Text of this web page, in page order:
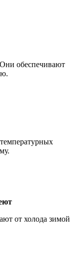
обеспечивают
от холода зимой